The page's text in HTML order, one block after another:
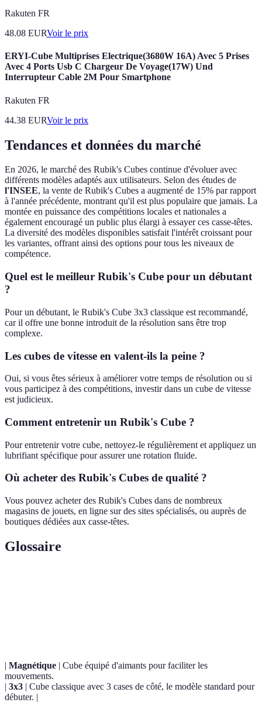
Rakuten FR
48.08 EURVoir le prix
ERYI-Cube Multiprises Electrique(3680W 16A) Avec 5 Prises
Avec 4 Ports Usb C Chargeur De Voyage(17W) Und
Interrupteur Cable 2M Pour Smartphone
Rakuten FR
44.38 EURVoir le prix
Tendances et données du marché
En 2026, le marché des Rubik's Cubes continue d'évoluer avec
différents modèles adaptés aux utilisateurs. Selon des études de
l'INSEE, la vente de Rubik's Cubes a augmenté de 15% par rapport
à l'année précédente, montrant qu'il est plus populaire que jamais. La
montée en puissance des compétitions locales et nationales a
également encouragé un public plus élargi à essayer ces casse-têtes.
La diversité des modèles disponibles satisfait l'intérêt croissant pour
les variantes, offrant ainsi des options pour tous les niveaux de
compétence.
Quel est le meilleur Rubik's Cube pour un débutant
?
Pour un débutant, le Rubik's Cube 3x3 classique est recommandé,
car il offre une bonne introduit de la résolution sans être trop
complexe.
Les cubes de vitesse en valent-ils la peine ?
Oui, si vous êtes sérieux à améliorer votre temps de résolution ou si
vous participez à des compétitions, investir dans un cube de vitesse
est judicieux.
Comment entretenir un Rubik's Cube ?
Pour entretenir votre cube, nettoyez-le régulièrement et appliquez un
lubrifiant spécifique pour assurer une rotation fluide.
Où acheter des Rubik's Cubes de qualité ?
Vous pouvez acheter des Rubik's Cubes dans de nombreux
magasins de jouets, en ligne sur des sites spécialisés, ou auprès de
boutiques dédiées aux casse-têtes.
Glossaire
| Magnétique | Cube équipé d'aimants pour faciliter les
mouvements.
| 3x3 | Cube classique avec 3 cases de côté, le modèle standard pour
débuter. |